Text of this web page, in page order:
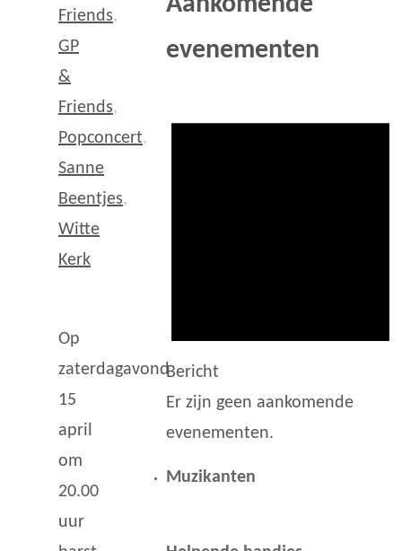
Friends,
GP
&
Friends,
Popconcert,
Sanne
Beentjes,
Witte
Kerk
Op
zaterdagavond
15
april
om
20.00
uur
evenementen
Bericht
Er zijn geen aankomende
evenementen.
Muzikanten